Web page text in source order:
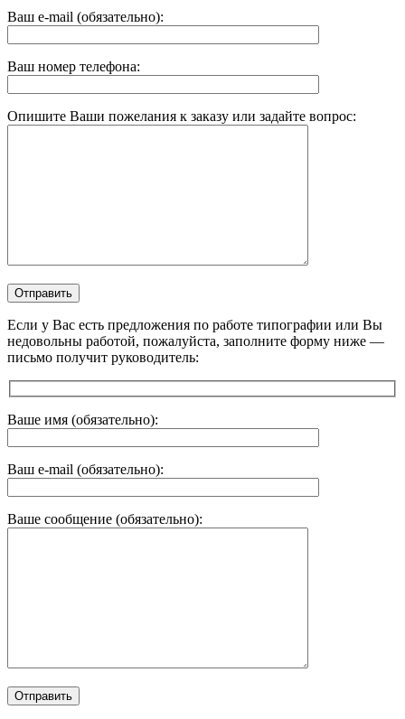
Ваш e-mail (обязательно):
Ваш номер телефона:
Опишите Ваши пожелания к заказу или задайте вопрос:
Если у Вас есть предложения по работе типографии или Вы
недовольны работой, пожалуйста, заполните форму ниже —
письмо получит руководитель:
Ваше имя (обязательно):
Ваш e-mail (обязательно):
Ваше сообщение (обязательно):